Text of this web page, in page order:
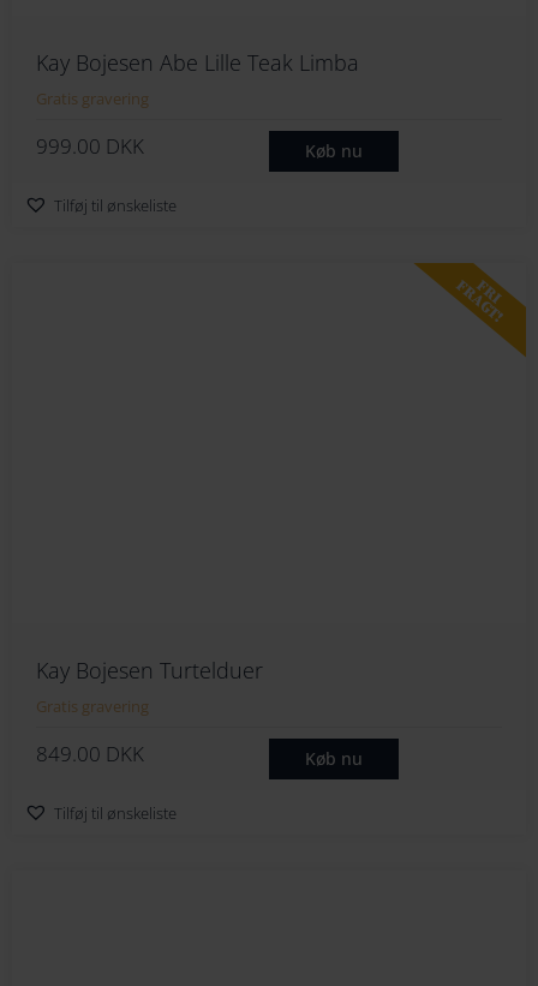
Kay Bojesen Abe Lille Teak Limba
Gratis gravering
999.00 DKK Køb nu
Tilføj til ønskeliste
FRI
FRAGT!
Kay Bojesen Turtelduer
Gratis gravering
849.00 DKK Køb nu
Tilføj til ønskeliste